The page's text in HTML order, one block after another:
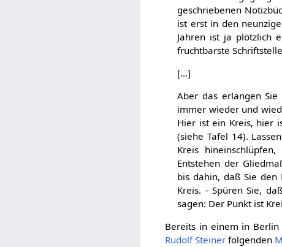
geschriebenen
ist erst in den
Jahren ist ja plötzlich
fruchtbarste
[...]
Aber das erlangen
immer wieder und
Hier ist ein Kreis, hier
(siehe Tafel 14).
Kreis
Entstehen der
bis dahin, daß Sie den
Kreis. - Spüren Sie,
sagen: Der Punkt ist
Bereits in einem in
Rudolf Steiner folgenden